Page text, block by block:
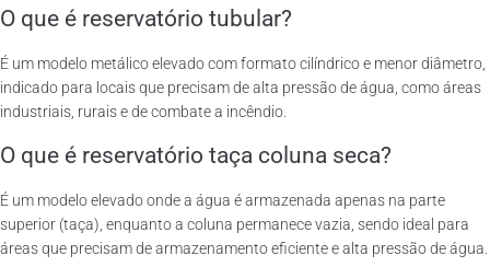
O que é reservatório tubular?
É um modelo metálico elevado com formato cilíndrico e menor diâmetro,
indicado para locais que precisam de alta pressão de água, como áreas
industriais, rurais e de combate a incêndio.
O que é reservatório taça coluna seca?
É um modelo elevado onde a água é armazenada apenas na parte
superior (taça), enquanto a coluna permanece vazia, sendo ideal para
áreas que precisam de armazenamento eficiente e alta pressão de água.